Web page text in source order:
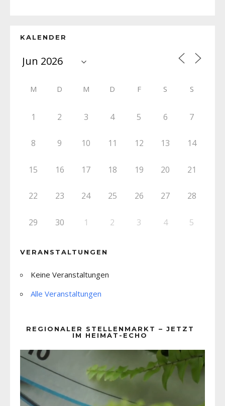
KALENDER
M D M D F S S
1 2 3 4 5 6 7
8 9 10 11 12 13 14
15 16 17 18 19 20 21
22 23 24 25 26 27 28
29 30 1 2 3 4 5
VERANSTALTUNGEN
Keine Veranstaltungen
Alle Veranstaltungen
REGIONALER STELLENMARKT – JETZT
IM HEIMAT-ECHO
Player